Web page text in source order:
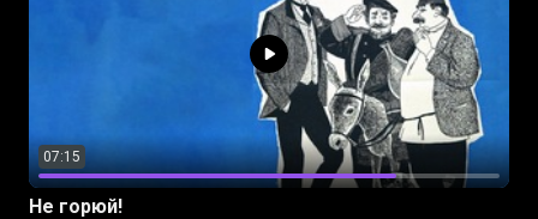
07:15
Не горюй!